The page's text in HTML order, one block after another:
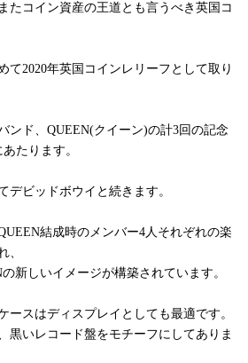
たコイン資産の王道とも言うべき英国コ
て2020年英国コインレリーフとして取り
ンド、QUEEN(クイーン)の計3回の記念
たります。
デビッドボウイと続きます。
結成時のメンバー4人それぞれの楽
、
新しいイメージが構築されています。
ースはディスプレイとしても最適です。
黒いレコード盤をモチーフにしてありま